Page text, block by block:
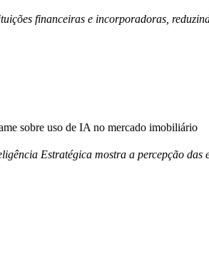
financeiras e incorporadoras,
sobre uso de IA no mercado imobiliário
Estratégica mostra a percepção das